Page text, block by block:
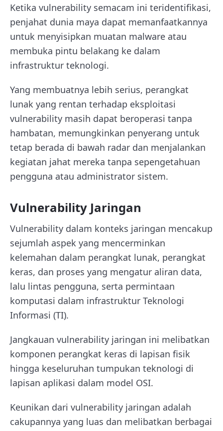
Ketika vulnerability semacam ini teridentifikasi,
penjahat dunia maya dapat memanfaatkannya
untuk menyisipkan muatan malware atau
membuka pintu belakang ke dalam
infrastruktur teknologi.
Yang membuatnya lebih serius, perangkat
lunak yang rentan terhadap eksploitasi
vulnerability masih dapat beroperasi tanpa
hambatan, memungkinkan penyerang untuk
tetap berada di bawah radar dan menjalankan
kegiatan jahat mereka tanpa sepengetahuan
pengguna atau administrator sistem.
Vulnerability Jaringan
Vulnerability dalam konteks jaringan mencakup
sejumlah aspek yang mencerminkan
kelemahan dalam perangkat lunak, perangkat
keras, dan proses yang mengatur aliran data,
lalu lintas pengguna, serta permintaan
komputasi dalam infrastruktur Teknologi
Informasi (TI).
Jangkauan vulnerability jaringan ini melibatkan
komponen perangkat keras di lapisan fisik
hingga keseluruhan tumpukan teknologi di
lapisan aplikasi dalam model OSI.
Keunikan dari vulnerability jaringan adalah
cakupannya yang luas dan melibatkan berbagai